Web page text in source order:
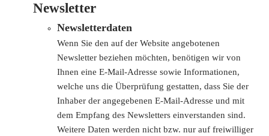
Newsletter
Newsletterdaten
Wenn Sie den auf der Website angebotenen
Newsletter beziehen möchten, benötigen wir von
Ihnen eine E-Mail-Adresse sowie Informationen,
welche uns die Überprüfung gestatten, dass Sie der
Inhaber der angegebenen E-Mail-Adresse und mit
dem Empfang des Newsletters einverstanden sind.
Weitere Daten werden nicht bzw. nur auf freiwilliger